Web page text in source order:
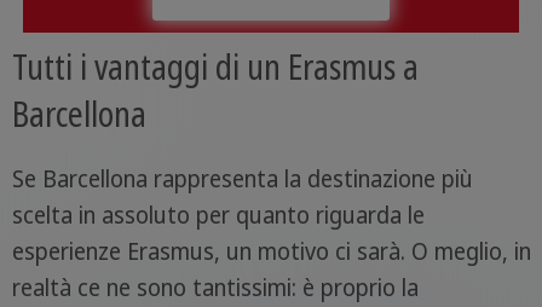
Tutti i vantaggi di un Erasmus a
Barcellona
Se Barcellona rappresenta la destinazione più
scelta in assoluto per quanto riguarda le
esperienze Erasmus, un motivo ci sarà. O meglio, in
realtà ce ne sono tantissimi: è proprio la